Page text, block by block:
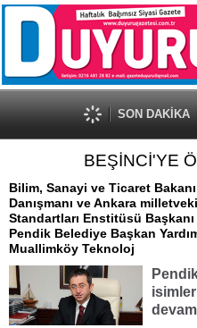
SON DAKİKA
BEŞİNCİ'YE
Bilim, Sanayi ve Ticaret
Danışmanı ve Ankara
Standartları Enstitüsü
Pendik Belediye Başkan
Muallimköy Teknoloj